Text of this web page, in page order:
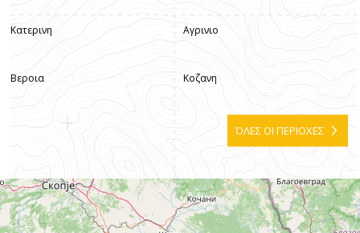
Κατερινη
Βεροια
Αγρινιο
Κοζανη
ΌΛΕΣ ΟΙ ΠΕΡΙΟΧΕΣ